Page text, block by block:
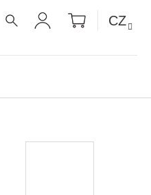
PŘIHLÁŠENÍ
NÁKUPNÍ
KOŠÍK
CZ